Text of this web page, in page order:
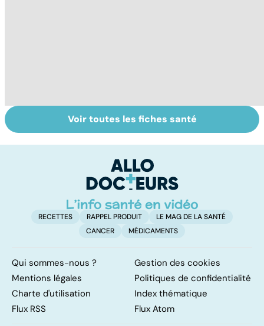
Tout savoir sur
les infections
Inflammation des
amygdales : que
d'angine ?
Voir toutes les fiches santé
RECETTES RAPPEL PRODUIT
LE MAG DE LA SANTÉ
CANCER
MÉDICAMENTS
Qui sommes-nous ?
Gestion des cookies
Mentions légales
Politiques de confidentialité
Charte d'utilisation
Index thématique
Flux RSS
Flux Atom